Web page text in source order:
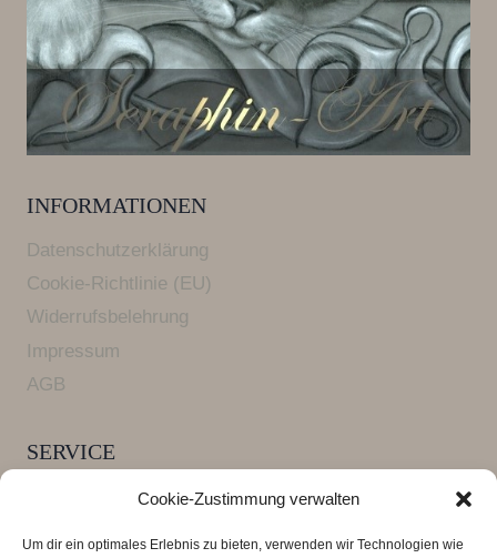
Cookie-Zustimmung verwalten
Um dir ein optimales Erlebnis zu bieten, verwenden wir Technologien wie
INFORMATIONEN
Datenschutzerklärung
Cookie-Richtlinie (EU)
Widerrufsbelehrung
Impressum
AGB
SERVICE
Versandkosten und Lieferzeiten